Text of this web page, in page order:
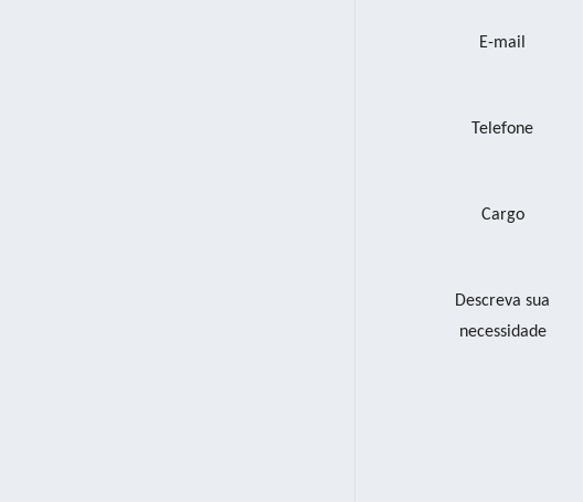
E-mail
Telefone
Cargo
Descreva sua
necessidade